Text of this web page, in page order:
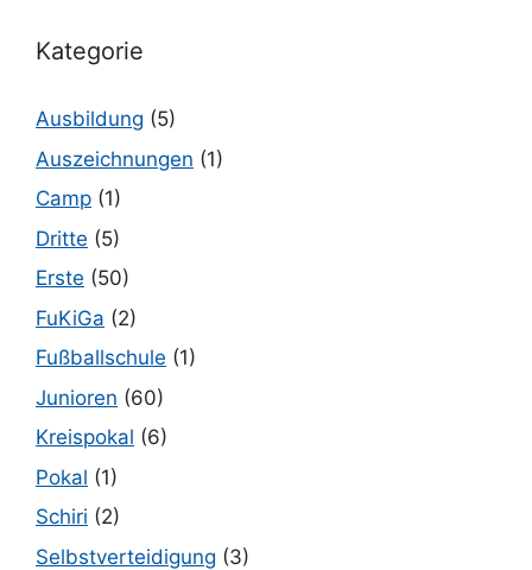
Kategorie
Ausbildung (5)
Auszeichnungen (1)
Camp (1)
Dritte (5)
Erste (50)
FuKiGa (2)
Fußballschule (1)
Junioren (60)
Kreispokal (6)
Pokal (1)
Schiri (2)
Selbstverteidigung (3)